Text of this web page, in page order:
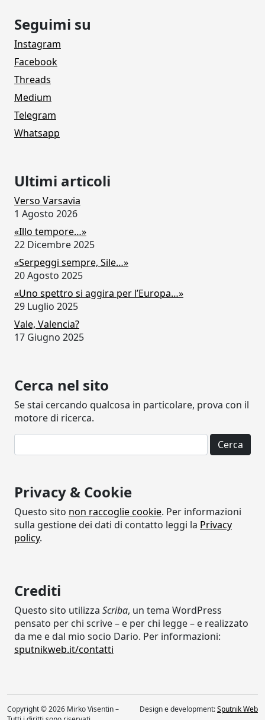
Seguimi su
Instagram
Facebook
Threads
Medium
Telegram
Whatsapp
Ultimi articoli
Verso Varsavia
1 Agosto 2026
«Illo tempore…»
22 Dicembre 2025
«Serpeggi sempre, Sile…»
20 Agosto 2025
«Uno spettro si aggira per l’Europa…»
29 Luglio 2025
Vale, Valencia?
17 Giugno 2025
Cerca nel sito
Se stai cercando qualcosa in particolare, prova con il
motore di ricerca.
Ricerca per:
Privacy & Cookie
Questo sito non raccoglie cookie. Per informazioni
sulla gestione dei dati di contatto leggi la Privacy
policy.
Crediti
Questo sito utilizza Scriba, un tema WordPress
pensato per chi scrive – e per chi legge – e realizzato
da me e dal mio socio Dario. Per informazioni:
sputnikweb.it/contatti
Copyright © 2026 Mirko Visentin –
Design e development:Sputnik Web